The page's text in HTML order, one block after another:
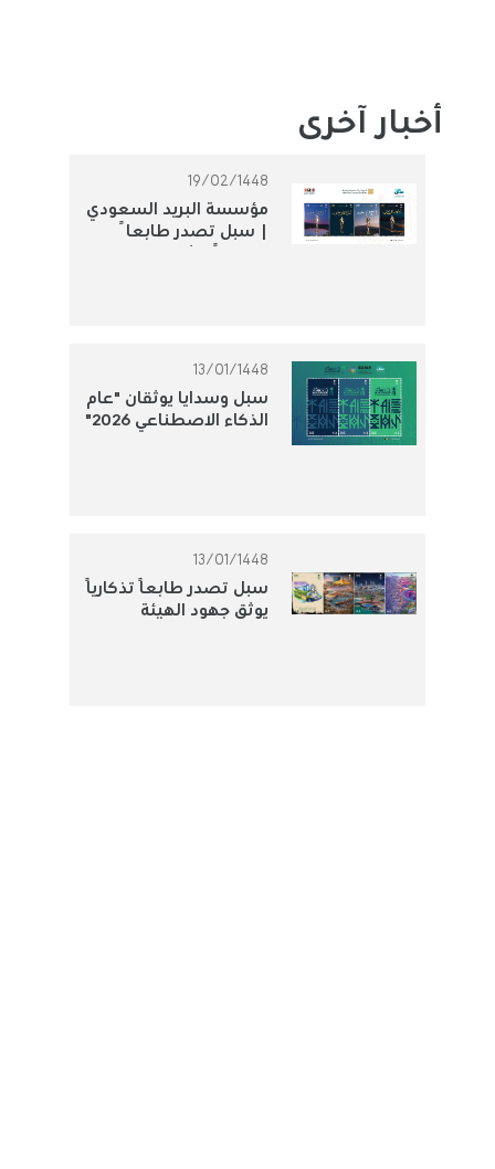
أخبار آخرى
19/02/1448
مؤسسة البريد السعودي
| سبل تصدر طابعاً
تذكارياً لتوثيق الجوائز
13/01/1448
سبل وسدايا يوثقان "عام
الذكاء الاصطناعي 2026"
13/01/1448
سبل تصدر طابعًا تذكاريًا
يوثق جهود الهيئة